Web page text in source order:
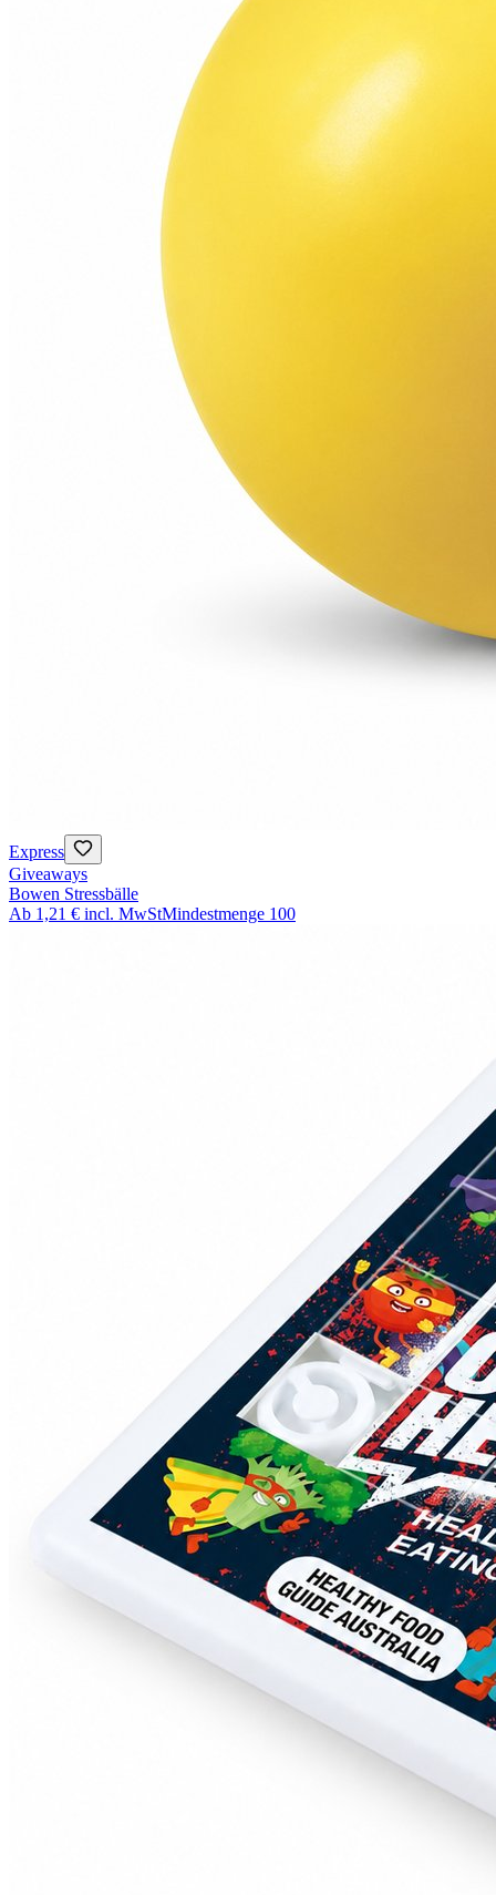
Express
Giveaways
Bowen Stressbälle
Ab 1,21 € incl. MwStMindestmenge 100